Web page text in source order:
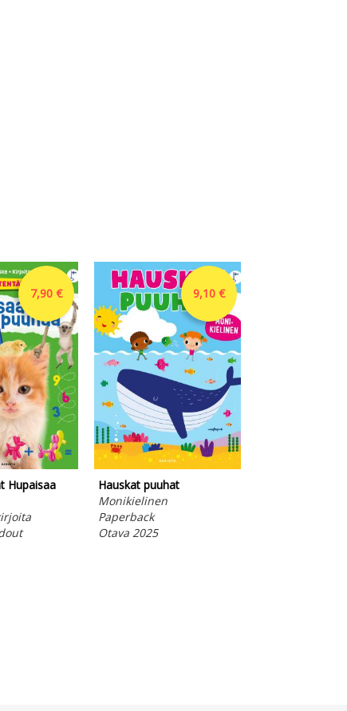
7,90 €
Hupaisaa
9,10 €
Hauskat puuhat
Monikielinen
Paperback
Otava 2025